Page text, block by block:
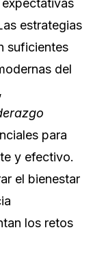
estrategias
suficientes
del
para
y efectivo.
el bienestar
los retos